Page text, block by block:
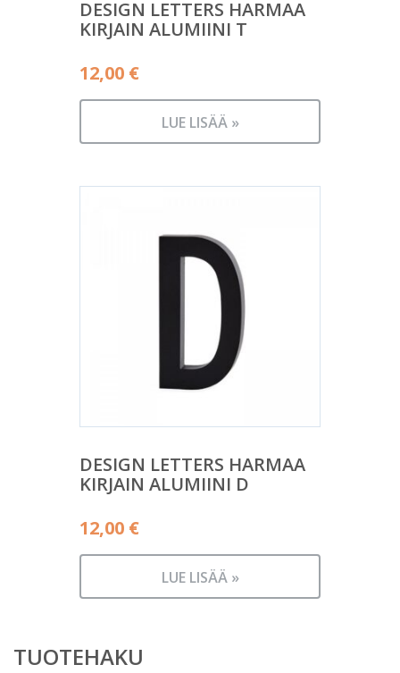
DESIGN LETTERS HARMAA
KIRJAIN ALUMIINI T
12,00 €
LUE LISÄÄ »
DESIGN LETTERS HARMAA
KIRJAIN ALUMIINI D
12,00 €
LUE LISÄÄ »
TUOTEHAKU